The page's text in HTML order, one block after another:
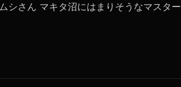
さん マキタ沼にはまりそうなマスター